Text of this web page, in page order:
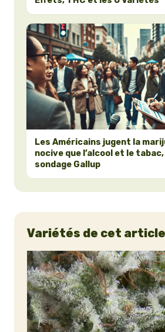
Les Américains jugent la
nocive que l’alcool et le
sondage Gallup
Variétés de cet article